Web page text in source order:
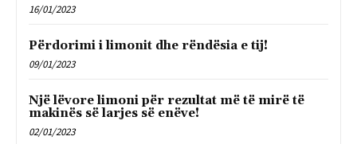
16/01/2023
Përdorimi i limonit dhe rëndësia e tij!
09/01/2023
Një lëvore limoni për rezultat më të mirë të
makinës së larjes së enëve!
02/01/2023